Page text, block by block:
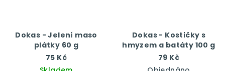
Dokas - Jelení maso
plátky 60 g
75 Kč
Dokas - Kostičky s
hmyzem a batáty 100 g
79 Kč